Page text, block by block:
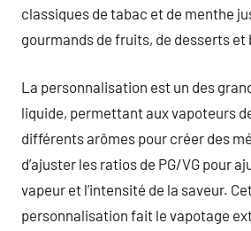
classiques de tabac et de menthe
gourmands de fruits, de desserts et
La personnalisation est un des
liquide, permettant aux vapoteurs
différents arômes pour créer des
d’ajuster les ratios de PG/VG pour
vapeur et l’intensité de la saveur.
personnalisation fait le vapotage